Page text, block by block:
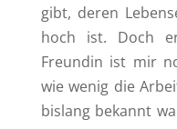
gibt, deren
hoch ist. Doch
Freundin ist mir
wie wenig die
bislang bekannt